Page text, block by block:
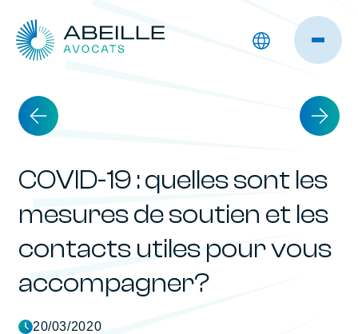
COVID-19 : quelles sont les
mesures de soutien et les
contacts utiles pour vous
accompagner?
20/03/2020